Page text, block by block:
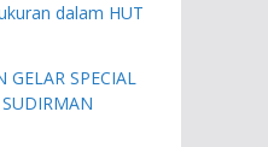
dalam HUT
GELAR SPECIAL